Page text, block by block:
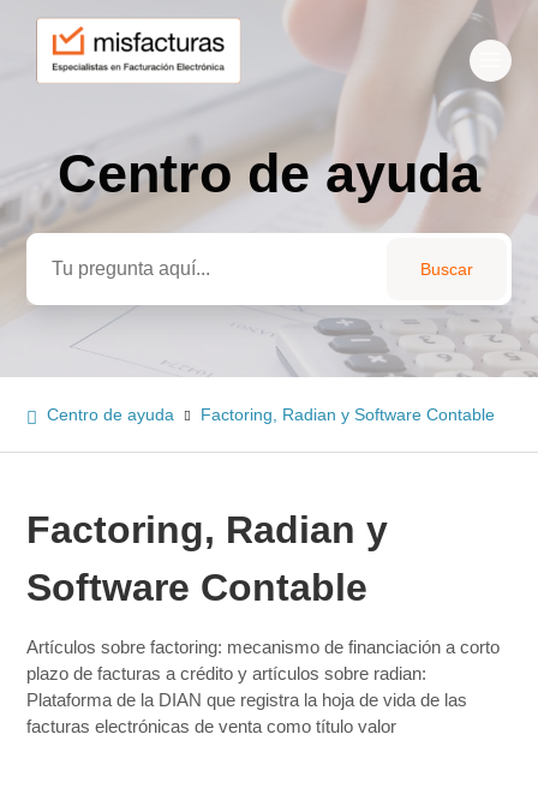
Búsqueda
Centro de ayuda
Centro de ayuda Factoring, Radian y Software Contable
Factoring, Radian y
Software Contable
Artículos sobre factoring: mecanismo de financiación a corto
plazo de facturas a crédito y artículos sobre radian:
Plataforma de la DIAN que registra la hoja de vida de las
facturas electrónicas de venta como título valor